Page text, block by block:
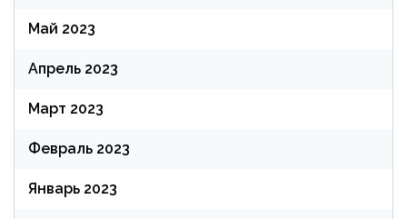
Май 2023
Апрель 2023
Март 2023
Февраль 2023
Январь 2023